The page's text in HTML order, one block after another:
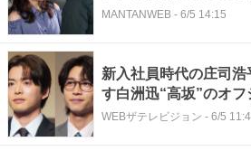
夜放送
MANTANWEB - 6/5 14:15
新入社員時代の庄司浩
す白洲迅“高坂”のオ
いい」の声も＜余命3
WEBザテレビジョン - 6/5